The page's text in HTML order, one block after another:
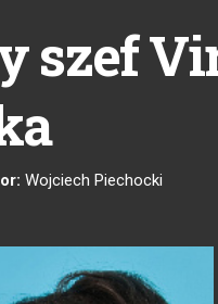
szef
Wojciech Piechocki